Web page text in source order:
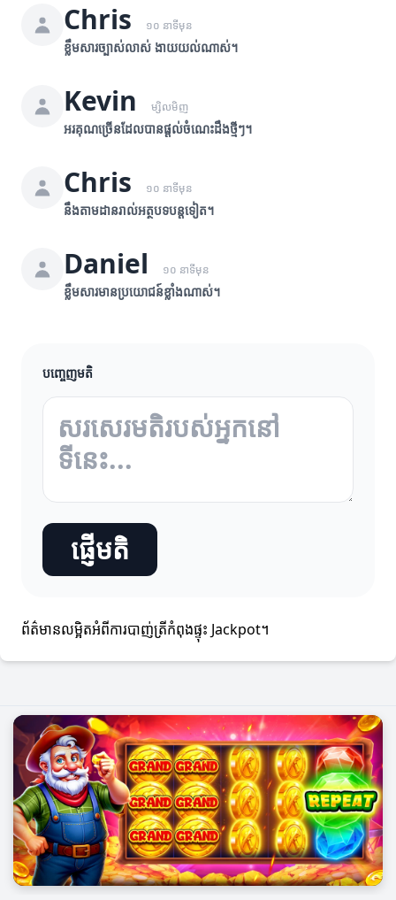
Chris ១០ នាទីមុន
ខ្លឹមសារច្បាស់លាស់ ងាយយល់ណាស់។
Kevin ម្សិលមិញ
អរគុណច្រើនដែលបានផ្តល់ចំណេះដឹងថ្មីៗ។
Chris ១០ នាទីមុន
នឹងតាមដានរាល់អត្ថបទបន្តទៀត។
Daniel ១០ នាទីមុន
ខ្លឹមសារមានប្រយោជន៍ខ្លាំងណាស់។
បញ្ចេញមតិ
ផ្ញើមតិ
ព័ត៌មានលម្អិតអំពីការបាញ់ត្រីកំពុងផ្ទុះ Jackpot។